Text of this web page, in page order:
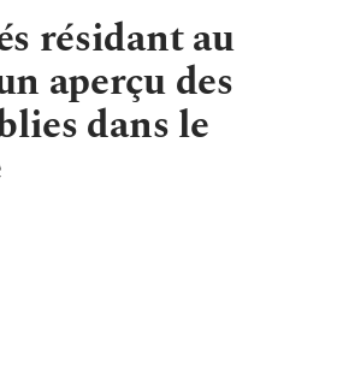
résidant au
aperçu des
dans le